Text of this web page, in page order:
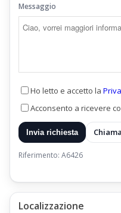
Messaggio
Ho letto e accetto la
Acconsento a ricevere
Invia richiesta Chiama
Riferimento: A6426
Localizzazione